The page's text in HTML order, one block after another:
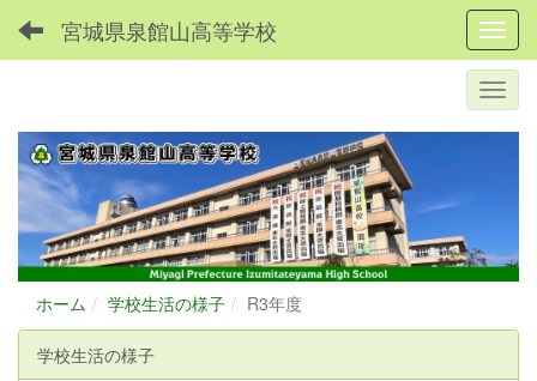
宮城県泉館山高等学校
ホーム 学校生活の様子 R3年度
学校生活の様子